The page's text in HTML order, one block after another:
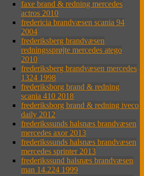
faxe brand & redning mercedes
actros 2010
fredericia brandvæsen scania 94
2004
frederiksberg brandvæsen
redningssprøjte mercedes atego
2010
frederiksberg brandvæsen mercedes
1324 1998
frederiksborg brand & redning
scania 410 2018
frederiksborg brand & redning iveco
daily 2012
frederikssunds halsnæs brandvæsen
mercedes axor 2013
frederikssunds halsnæs brandvæsen
mercedes sprinter 2013
frederikssund halsnæs brandvæsen
man 14.224 1999